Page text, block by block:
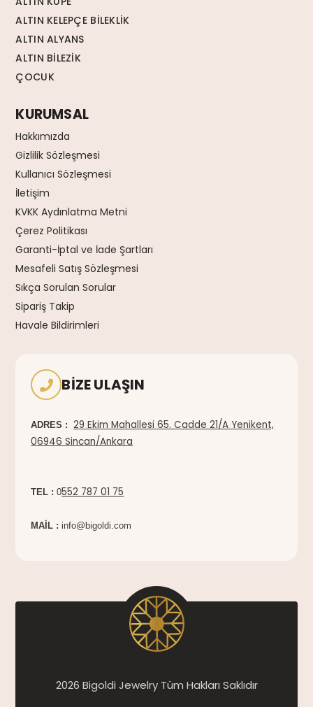
ALTIN KELEPÇE BİLEKLİK
ALTIN ALYANS
ALTIN BİLEZİK
ÇOCUK
KURUMSAL
Hakkımızda
Gizlilik Sözleşmesi
Kullanıcı Sözleşmesi
İletişim
KVKK Aydınlatma Metni
Çerez Politikası
Garanti-İptal ve İade Şartları
Mesafeli Satış Sözleşmesi
Sıkça Sorulan Sorular
Sipariş Takip
Havale Bildirimleri
BIZE ULAŞIN
ADRES :
29 Ekim Mahallesi 65. Cadde 21/A Yenikent,
06946 Sincan/Ankara
TEL : 0552 787 01 75
MAİL :info@bigoldi.com
2026 Bigoldi Jewelry Tüm Hakları Saklıdır